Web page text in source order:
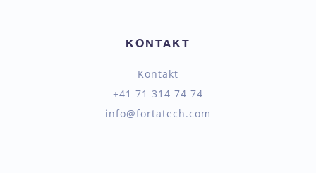
KONTAKT
Kontakt
+41 71 314 74 74
info@fortatech.com